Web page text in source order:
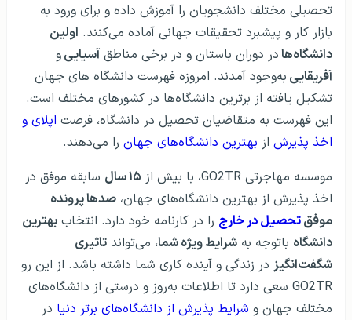
تحصیلی مختلف دانشجویان را آموزش داده و برای ورود به
بازار کار و پیشبرد تحقیقات جهانی آماده می‌کنند. اولین
دانشگاه‌هادر دوران باستان و در برخی مناطق آسیاییو
آفریقایی به‌وجود آمدند. امروزه فهرست دانشگاه های جهان
تشکیل یافته از برترین دانشگاه‌ها در کشورهای مختلف است.
این فهرست به متقاضیان تحصیل در دانشگاه، فرصت اپلای و
اخذ پذیرش از بهترین دانشگاه‌های جهان را می‌دهند.
موسسه مهاجرتی GO2TR، با بیش از
۱۵ سال
سابقه موفق در
اخذ پذیرش از بهترین دانشگاه‌های جهان، صدها پرونده
موفقتحصیل در خارج را در کارنامه خود دارد. انتخاب بهترین
دانشگاه با‌توجه به شرایط ویژه شما، می‌تواند تاثیری
شگفت‌انگیز در زندگی و آینده کاری شما داشته باشد. از این رو
GO2TR سعی دارد تا اطلاعات به‌روز و درستی از دانشگاه‌های
مختلف جهان و شرایط پذیرش از دانشگاه‌های برتر دنیا در